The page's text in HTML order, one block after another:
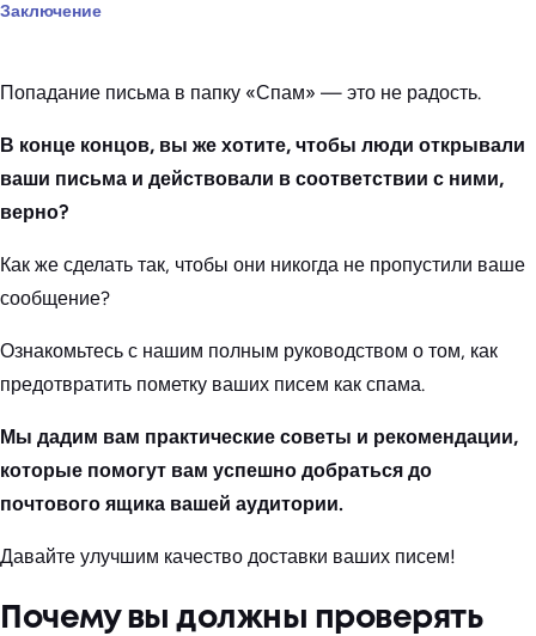
Заключение
Попадание письма в папку «Спам» — это не радость.
В конце концов, вы же хотите, чтобы люди открывали
ваши письма и действовали в соответствии с ними,
верно?
Как же сделать так, чтобы они никогда не пропустили ваше
сообщение?
Ознакомьтесь с нашим полным руководством о том, как
предотвратить пометку ваших писем как спама.
Мы дадим вам практические советы и рекомендации,
которые помогут вам успешно добраться до
почтового ящика вашей аудитории.
Давайте улучшим качество доставки ваших писем!
Почему вы должны проверять